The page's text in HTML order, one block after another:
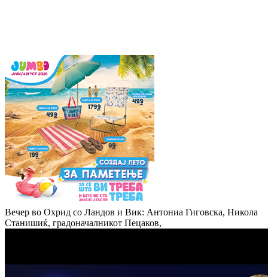
Вечер во Охрид со Ландов и Вик: Антониа Гиговска, Никола
Станишиќ, градоначалникот Пецаков,